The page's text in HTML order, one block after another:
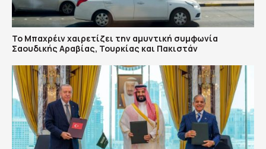
Το Μπαχρέιν χαιρετίζει την αμυντική συμφωνία
Σαουδικής Αραβίας, Τουρκίας και Πακιστάν